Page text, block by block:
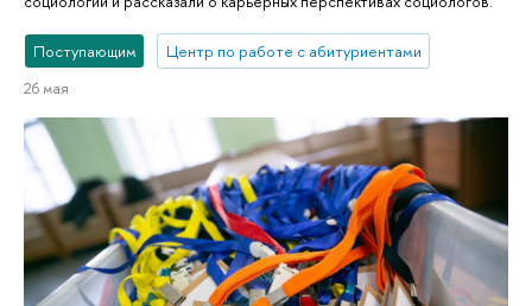
Поступающим
Центр по работе с абитуриентами
26 мая